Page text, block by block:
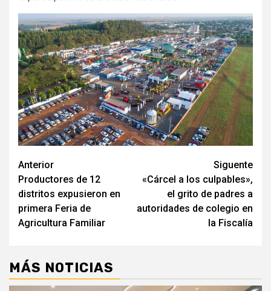
Navegación
de
entradas
Anterior
Productores de 12
distritos expusieron en
primera Feria de
Agricultura Familiar
Siguente
«Cárcel a los culpables»,
el grito de padres a
autoridades de colegio en
la Fiscalía
MÁS NOTICIAS